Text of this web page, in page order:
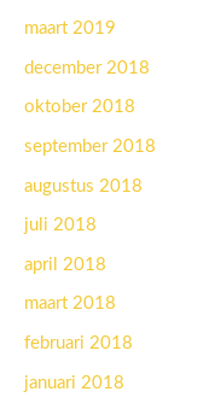
maart 2019
december 2018
oktober 2018
september 2018
augustus 2018
juli 2018
april 2018
maart 2018
februari 2018
januari 2018